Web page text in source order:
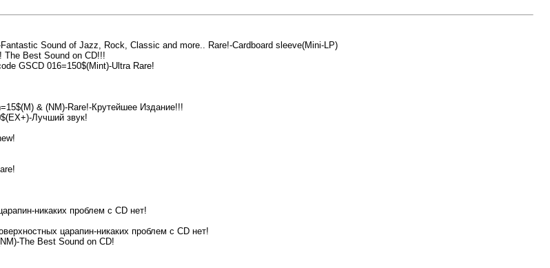
Sound of Jazz, Rock, Classic and more.. Rare!-Cardboard sleeve(Mini-LP)
The Best Sound on CD!!!
GSCD 016=150$(Mint)-Ultra Rare!
& (NM)-Rare!-Крутейшее Издание!!!
Лучший звук!
никаких проблем с CD нет!
царапин-никаких проблем с CD нет!
The Best Sound on CD!